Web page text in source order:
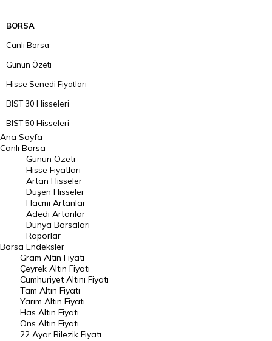
BORSA
Canlı Borsa
Günün Özeti
Hisse Senedi Fiyatları
BIST 30 Hisseleri
BIST 50 Hisseleri
BIST 100 Hisseleri
En Çok Artan Hisseler
En Çok Düşen Hisseler
Hacmi Artanlar
Geçmiş Kapanışlar
Dünya Borsaları
Raporlar
Endeksler
DÖVİZ
Döviz Kuru
Ana Sayfa
Canlı Borsa
Borsa
Günün Özeti
Hisse Fiyatları
Artan Hisseler
Düşen Hisseler
Hacmi Artanlar
Adedi Artanlar
Dünya Borsaları
Raporlar
Endeksler
Gram Altın Fiyatı
Çeyrek Altın Fiyatı
Cumhuriyet Altını Fiyatı
Tam Altın Fiyatı
Yarım Altın Fiyatı
Has Altın Fiyatı
Ons Altın Fiyatı
22 Ayar Bilezik Fiyatı